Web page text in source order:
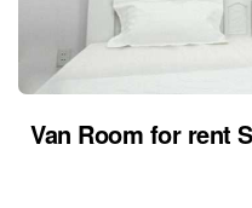
Van Room for rent